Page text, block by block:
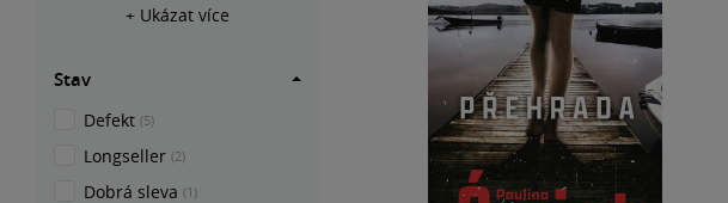
+ Ukázat více
Stav
Defekt (5)
Longseller (2)
Dobrá sleva (1)